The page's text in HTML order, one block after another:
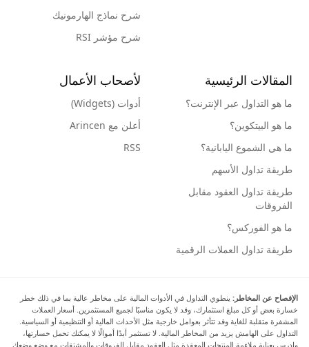
شرح نماذج الهارمونيك
شرح مؤشر RSI
المقالات الرئيسية
ما هو التداول عبر الإنترنت؟
ما هو البيتكوين؟
ما هي الشموع اليابانية؟
طريقة تداول الأسهم
طريقة تداول العقود مقابل
الفروقات
ما هو الفوركس؟
طريقة تداول العملات الرقمية
لأصحاب الأعمال
أدوات (Widgets)
أعلن مع Arincen
RSS
الإفصاح عن المخاطر: ينطوي التداول في الأدوات المالية على مخاطر عالية بما في ذلك خطر
خسارة بعض أو كل مبلغ استثمارك، وقد لا يكون مناسبًا لجميع المستثمرين. أسعار العملات
المشفرة متقلبة للغاية وقد تتأثر بعوامل خارجية مثل الأحداث المالية أو التنظيمية أو السياسية.
التداول على الهامش يزيد من المخاطر المالية. لا تستثمر أبدًا أموالًا لا يمكنك تحمل خسارتها،
وادرس بعناية ملاءمة المنتجات المعقدة مثل العقود مقابل الفروقات والمشتقات مع وضع وضعك